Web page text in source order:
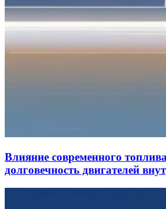
Влияние современного
долговечность двигателей